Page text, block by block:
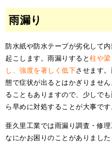
雨漏り
防水紙や防水テープが劣化して
起こします。雨漏りすると柱や
し、強度を著しく低下させます
態で症状が出るとはかぎりませ
ることもありますので、少しで
ら早めに対処することが大事です
亜久里工業では雨漏り調査・修理
なにかお困りのことがありまし